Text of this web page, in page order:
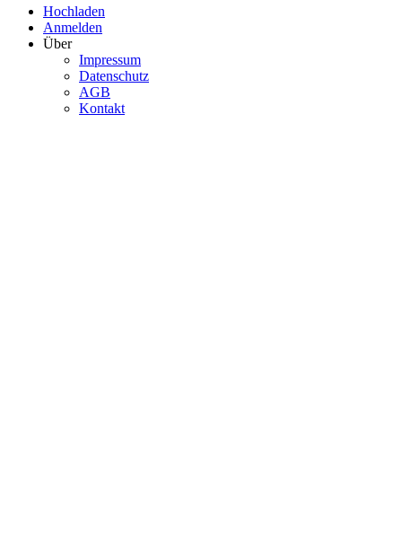
Hochladen
Anmelden
Über
Impressum
Datenschutz
AGB
Kontakt